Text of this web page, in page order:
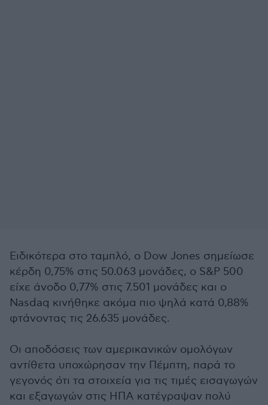
Ειδικότερα στο ταμπλό, ο Dow Jones σημείωσε
κέρδη 0,75% στις 50.063 μονάδες, ο S&P 500
είχε άνοδο 0,77% στις 7.501 μονάδες και ο
Nasdaq κινήθηκε ακόμα πιο ψηλά κατά 0,88%
φτάνοντας τις 26.635 μονάδες.
Οι αποδόσεις των αμερικανικών ομολόγων
αντίθετα υποχώρησαν την Πέμπτη, παρά το
γεγονός ότι τα στοιχεία για τις τιμές εισαγωγών
και εξαγωγών στις ΗΠΑ κατέγραψαν πολύ